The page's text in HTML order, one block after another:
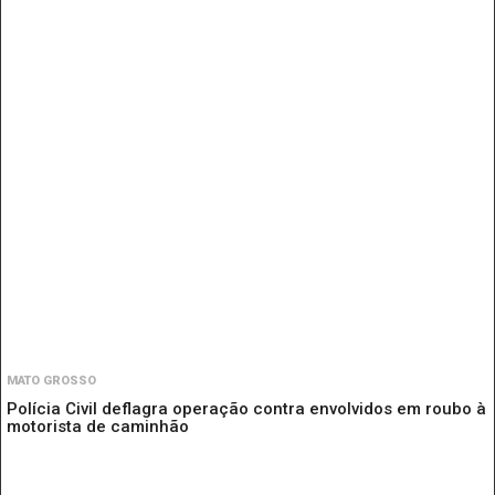
MATO GROSSO
Polícia Civil deflagra operação contra envolvidos em roubo à
motorista de caminhão